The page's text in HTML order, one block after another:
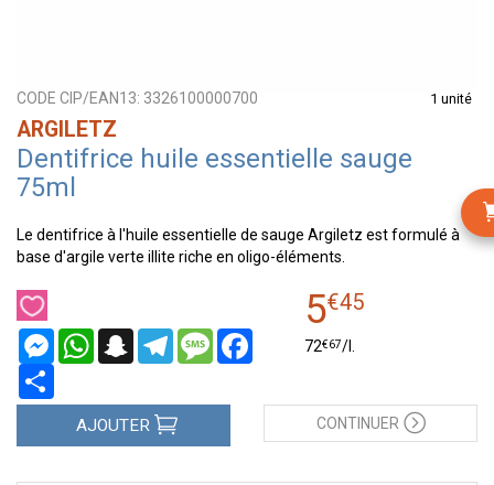
CODE CIP/EAN13: 3326100000700 1 unité
ARGILETZ
Dentifrice huile essentielle sauge
75ml
Le dentifrice à l'huile essentielle de sauge Argiletz est formulé à
base d'argile verte illite riche en oligo-éléments.
MessengerWhatsAppSnapchatTelegramMessageFacebook
5€45
72€67/
AJOUTER CONTINUER